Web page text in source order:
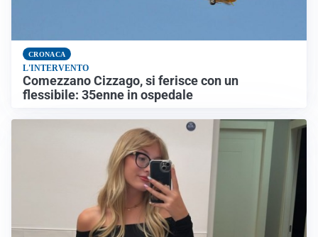
CRONACA
L'INTERVENTO
Comezzano Cizzago, si ferisce con un
flessibile: 35enne in ospedale